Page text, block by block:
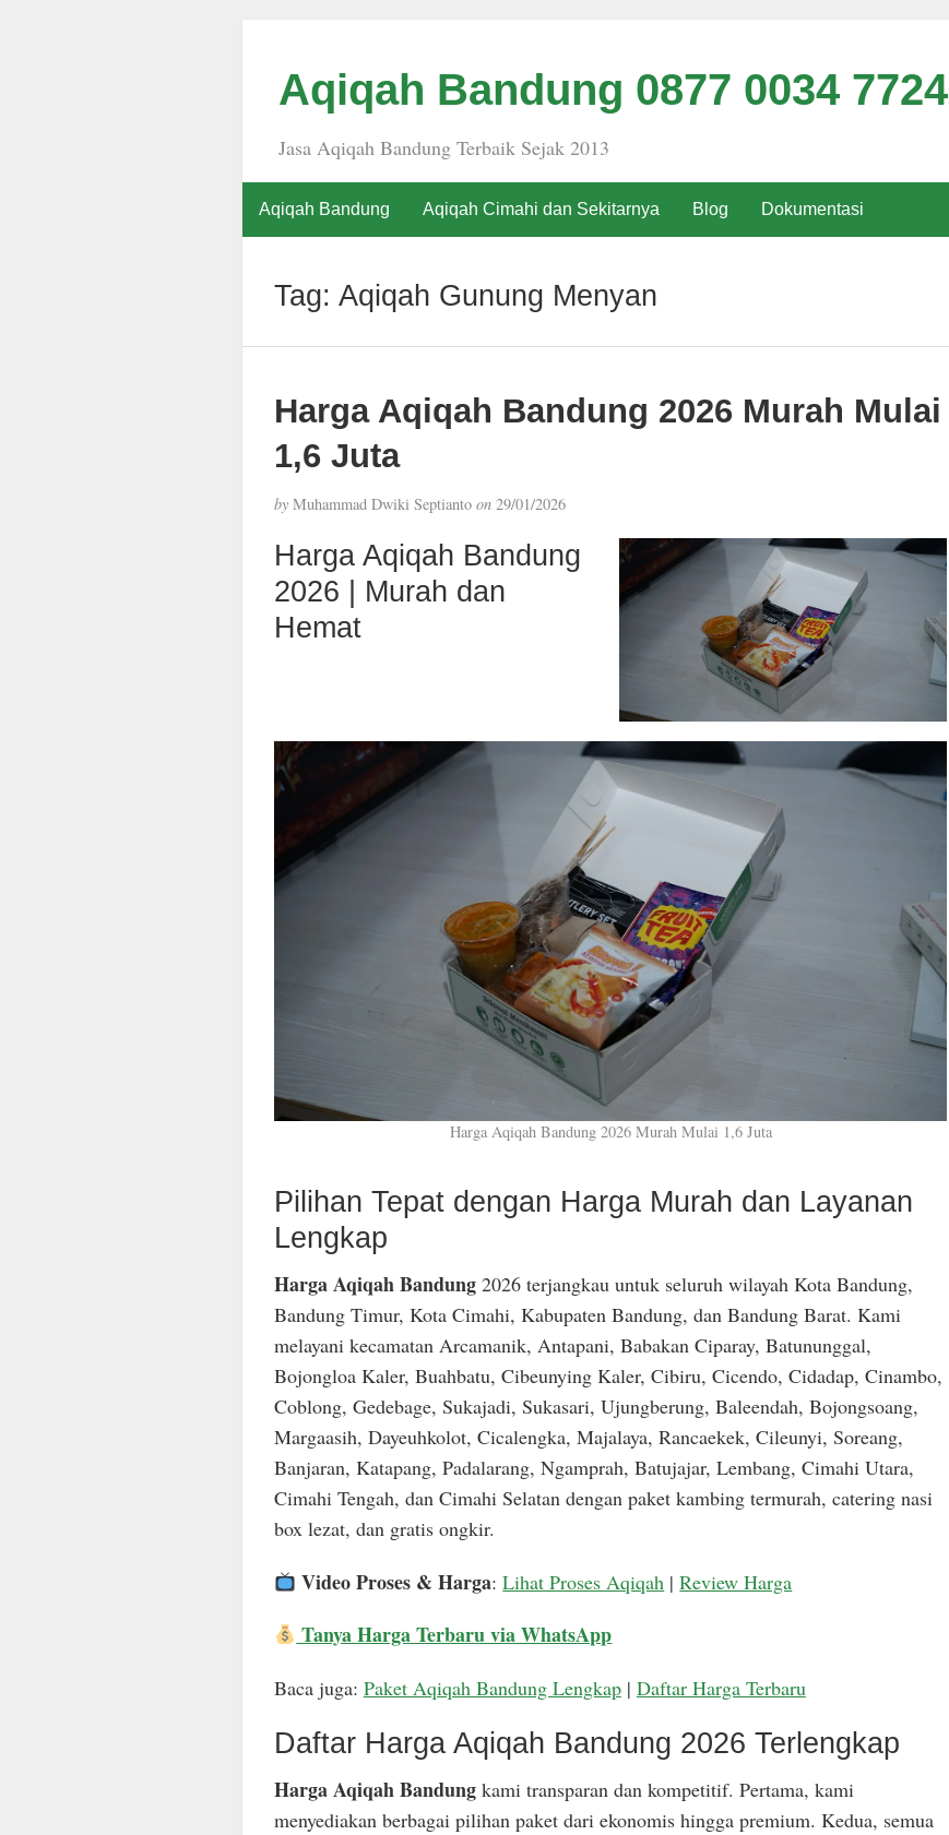
Aqiqah Bandung 0877 0034 7724
Jasa Aqiqah Bandung Terbaik Sejak 2013
Aqiqah Bandung Aqiqah Cimahi dan Sekitarnya Blog Dokumentasi
Tag: Aqiqah Gunung Menyan
Harga Aqiqah Bandung 2026 Murah Mulai
1,6 Juta
byMuhammad Dwiki Septianto on29/01/2026
Harga Aqiqah Bandung
2026 | Murah dan
Hemat
Harga Aqiqah Bandung 2026 Murah Mulai 1,6 Juta
Pilihan Tepat dengan Harga Murah dan Layanan
Lengkap
Harga Aqiqah Bandung2026 terjangkau untuk seluruh wilayah Kota Bandung,
Bandung Timur, Kota Cimahi, Kabupaten Bandung, dan Bandung Barat. Kami
melayani kecamatan Arcamanik, Antapani, Babakan Ciparay, Batununggal,
Bojongloa Kaler, Buahbatu, Cibeunying Kaler, Cibiru, Cicendo, Cidadap, Cinambo,
Coblong, Gedebage, Sukajadi, Sukasari, Ujungberung, Baleendah, Bojongsoang,
Margaasih, Dayeuhkolot, Cicalengka, Majalaya, Rancaekek, Cileunyi, Soreang,
Banjaran, Katapang, Padalarang, Ngamprah, Batujajar, Lembang, Cimahi Utara,
Cimahi Tengah, dan Cimahi Selatan dengan paket kambing termurah, catering nasi
box lezat, dan gratis ongkir.
Video Proses & Harga:Lihat Proses Aqiqah |Review Harga
Tanya Harga Terbaru via WhatsApp
Baca juga: Paket Aqiqah Bandung Lengkap| Daftar Harga Terbaru
Daftar Harga Aqiqah Bandung 2026 Terlengkap
Harga Aqiqah Bandungkami transparan dan kompetitif. Pertama, kami
menyediakan berbagai pilihan paket dari ekonomis hingga premium. Kedua, semua